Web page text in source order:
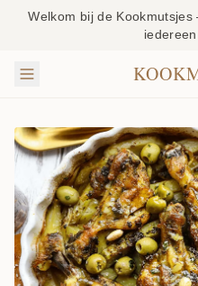
Welkom bij de